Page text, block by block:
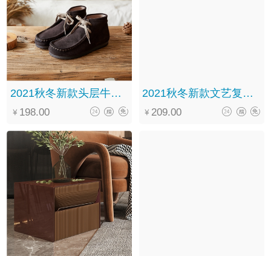
2021秋冬新款头层牛皮森系复古休闲百搭系带中筒马丁靴女
198.00
2021秋冬新款文艺复古手工真皮系带软底百搭褶皱马丁靴女
209.00